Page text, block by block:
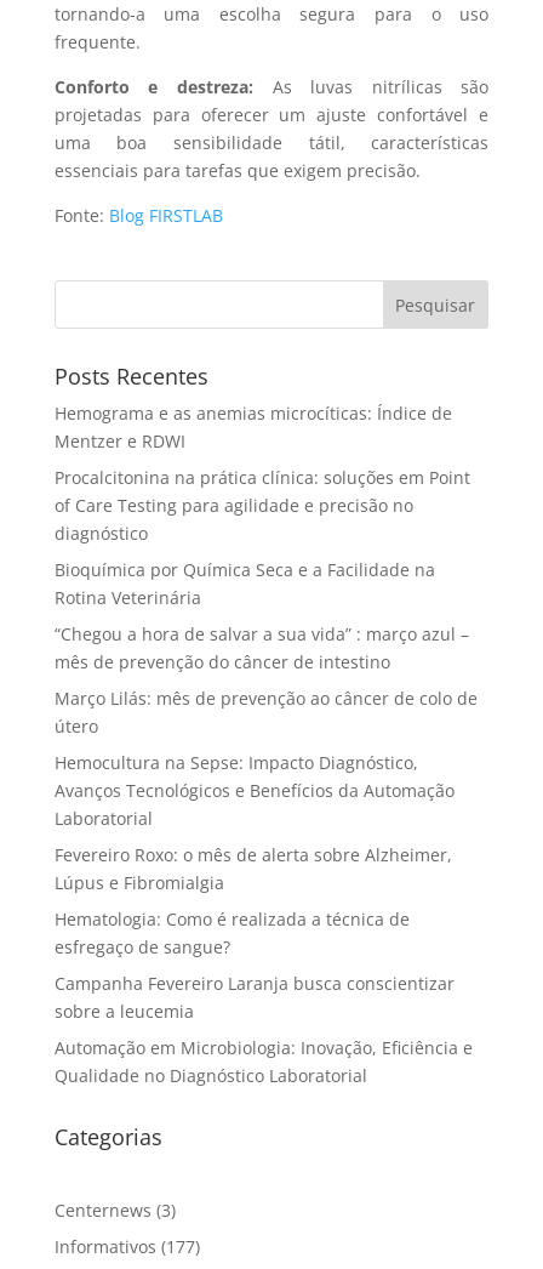
tornando-a uma escolha segura para o uso
frequente.
Conforto e destreza: As luvas nitrílicas são
projetadas para oferecer um ajuste confortável e
uma boa sensibilidade tátil, características
essenciais para tarefas que exigem precisão.
Fonte: Blog FIRSTLAB
Pesquisar
Posts Recentes
Hemograma e as anemias microcíticas: Índice de
Mentzer e RDWI
Procalcitonina na prática clínica: soluções em Point
of Care Testing para agilidade e precisão no
diagnóstico
Bioquímica por Química Seca e a Facilidade na
Rotina Veterinária
“Chegou a hora de salvar a sua vida” : março azul –
mês de prevenção do câncer de intestino
Março Lilás: mês de prevenção ao câncer de colo de
útero
Hemocultura na Sepse: Impacto Diagnóstico,
Avanços Tecnológicos e Benefícios da Automação
Laboratorial
Fevereiro Roxo: o mês de alerta sobre Alzheimer,
Lúpus e Fibromialgia
Hematologia: Como é realizada a técnica de
esfregaço de sangue?
Campanha Fevereiro Laranja busca conscientizar
sobre a leucemia
Automação em Microbiologia: Inovação, Eficiência e
Qualidade no Diagnóstico Laboratorial
Categorias
Centernews (3)
Informativos (177)